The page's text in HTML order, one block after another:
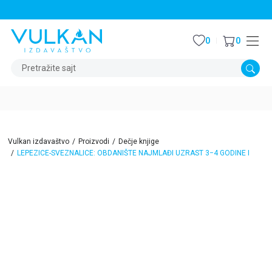
Pretražite sajt
0 0
Vulkan izdavaštvo Proizvodi
Dečje knjige
LEPEZICE-SVEZNALICE: OBDANIŠTE NAJMLAĐI UZRAST 3−4 GODINE I